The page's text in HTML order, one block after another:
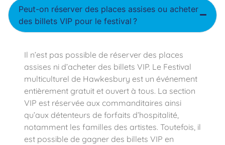
Peut-on réserver des places assises ou acheter
des billets VIP pour le festival ?
Il n’est pas possible de réserver des places
assises ni d’acheter des billets VIP. Le Festival
multiculturel de Hawkesbury est un événement
entièrement gratuit et ouvert à tous. La section
VIP est réservée aux commanditaires ainsi
qu’aux détenteurs de forfaits d’hospitalité,
notamment les familles des artistes. Toutefois, il
est possible de gagner des billets VIP en